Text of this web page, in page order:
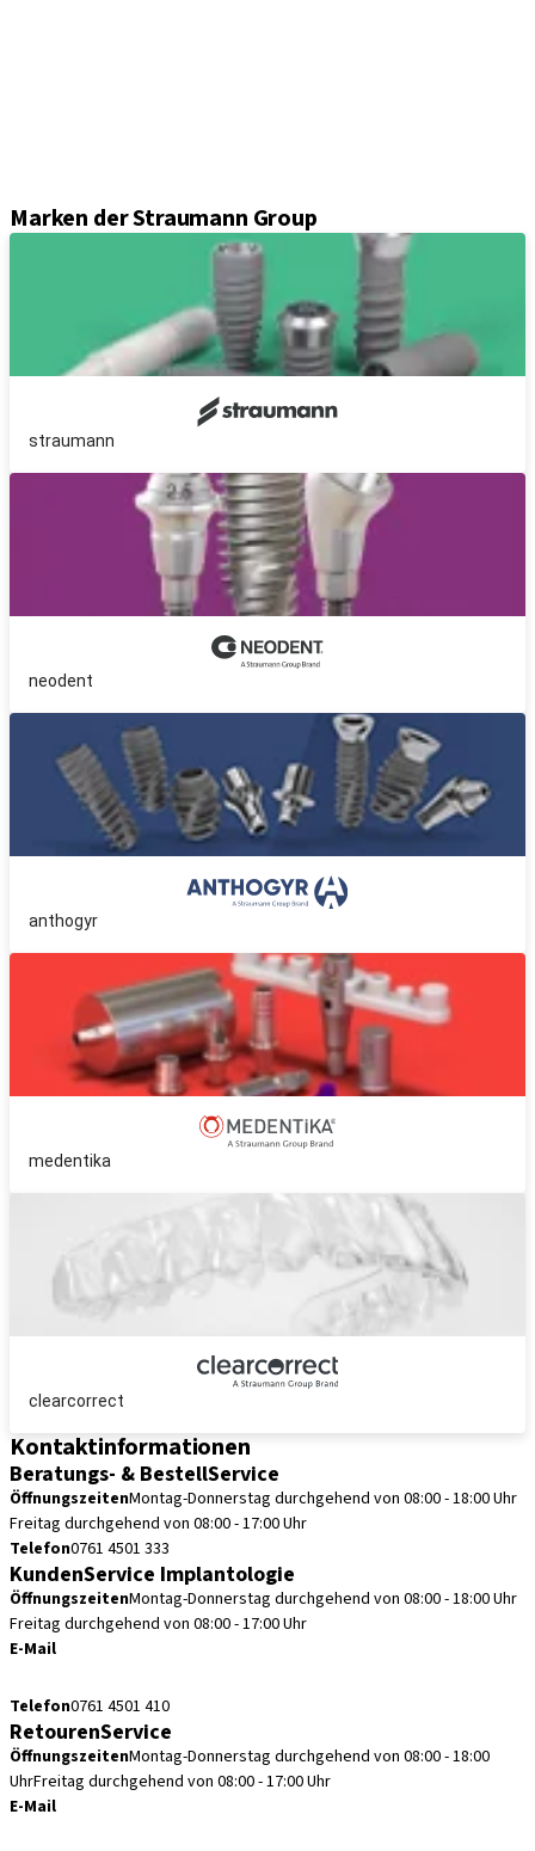
Marken der Straumann Group
straumann
neodent
anthogyr
medentika
clearcorrect
Kontaktinformationen
Beratungs- & BestellService
ÖffnungszeitenMontag-Donnerstag durchgehend von 08:00 - 18:00 Uhr
Freitag durchgehend von 08:00 - 17:00 Uhr
Telefon0761 4501 333
KundenService Implantologie
ÖffnungszeitenMontag-Donnerstag durchgehend von 08:00 - 18:00 Uhr
Freitag durchgehend von 08:00 - 17:00 Uhr
E-Mail
Telefon0761 4501 410
RetourenService
ÖffnungszeitenMontag-Donnerstag durchgehend von 08:00 - 18:00
UhrFreitag durchgehend von 08:00 - 17:00 Uhr
E-Mail